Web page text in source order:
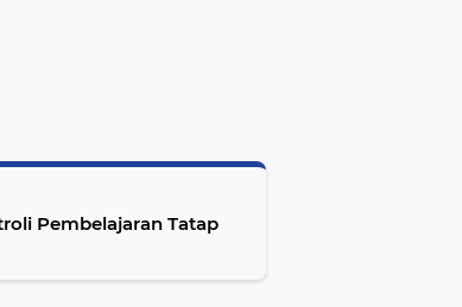
Pembelajaran Tatap